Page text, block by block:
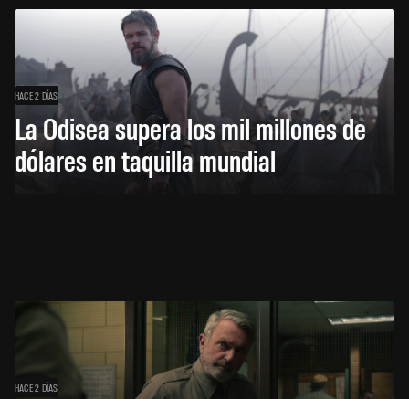
HACE 2 DÍAS
La Odisea supera los mil millones de
dólares en taquilla mundial
HACE 2 DÍAS